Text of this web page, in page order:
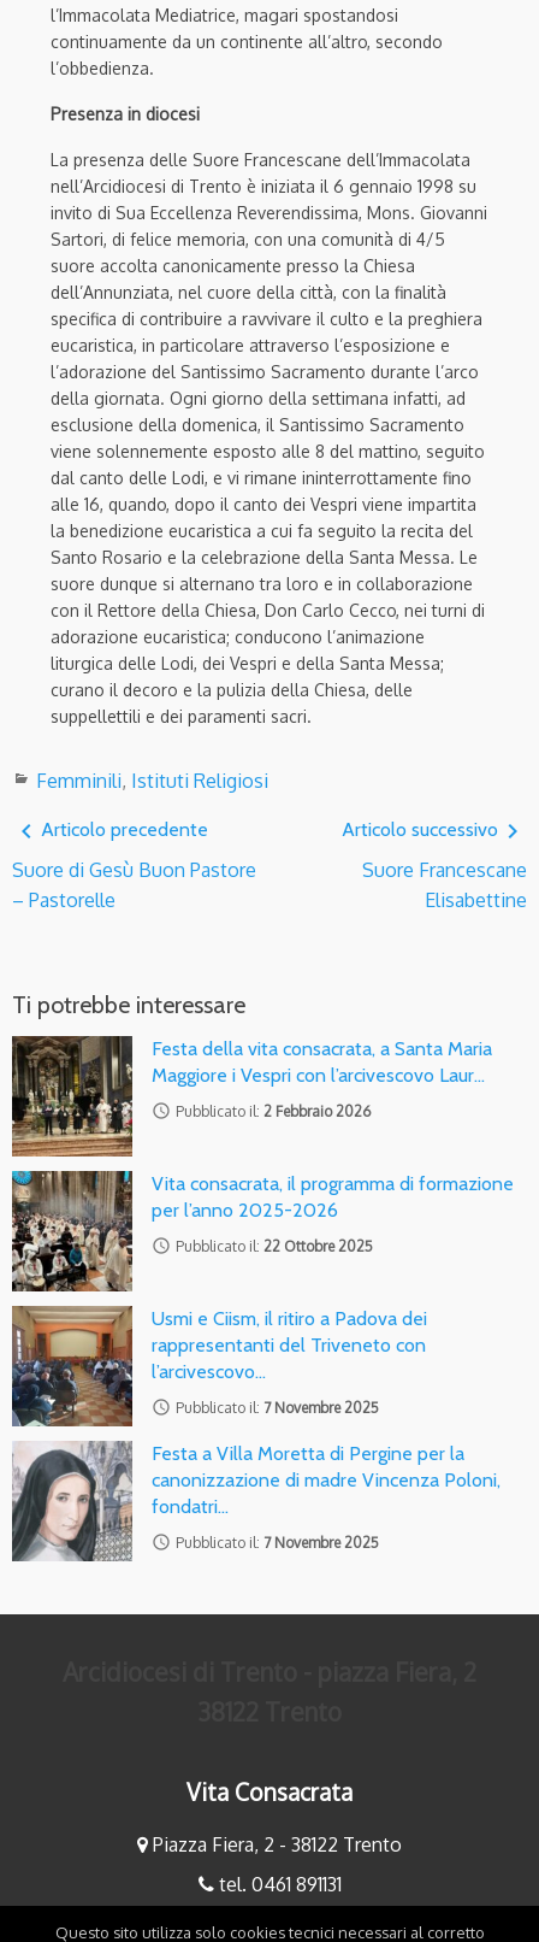
l’Immacolata Mediatrice, magari spostandosi
continuamente da un continente all’altro, secondo
l’obbedienza.
Presenza in diocesi
La presenza delle Suore Francescane dell’Immacolata
nell’Arcidiocesi di Trento è iniziata il 6 gennaio 1998 su
invito di Sua Eccellenza Reverendissima, Mons. Giovanni
Sartori, di felice memoria, con una comunità di 4/5
suore accolta canonicamente presso la Chiesa
dell’Annunziata, nel cuore della città, con la finalità
specifica di contribuire a ravvivare il culto e la preghiera
eucaristica, in particolare attraverso l’esposizione e
l’adorazione del Santissimo Sacramento durante l’arco
della giornata. Ogni giorno della settimana infatti, ad
esclusione della domenica, il Santissimo Sacramento
viene solennemente esposto alle 8 del mattino, seguito
dal canto delle Lodi, e vi rimane ininterrottamente fino
alle 16, quando, dopo il canto dei Vespri viene impartita
la benedizione eucaristica a cui fa seguito la recita del
Santo Rosario e la celebrazione della Santa Messa. Le
suore dunque si alternano tra loro e in collaborazione
con il Rettore della Chiesa, Don Carlo Cecco, nei turni di
adorazione eucaristica; conducono l’animazione
liturgica delle Lodi, dei Vespri e della Santa Messa;
curano il decoro e la pulizia della Chiesa, delle
suppellettili e dei paramenti sacri.
Femminili, Istituti Religiosi
navigate_before Articolo precedente
Suore di Gesù Buon Pastore
– Pastorelle
Articolo successivo navigate_next
Suore Francescane
Elisabettine
Ti potrebbe interessare
Festa della vita consacrata, a Santa Maria
Maggiore i Vespri con l’arcivescovo Laur…
access_time Pubblicato il: 2 Febbraio 2026
Vita consacrata, il programma di formazione
per l’anno 2025-2026
access_time Pubblicato il: 22 Ottobre 2025
Usmi e Ciism, il ritiro a Padova dei
rappresentanti del Triveneto con
l’arcivescovo…
access_time Pubblicato il: 7 Novembre 2025
Festa a Villa Moretta di Pergine per la
canonizzazione di madre Vincenza Poloni,
fondatri…
access_time Pubblicato il: 7 Novembre 2025
Vita Consacrata
Piazza Fiera, 2 - 38122 Trento
tel. 0461 891131
fax 0461 891234
Questo sito utilizza solo cookies tecnici necessari al corretto